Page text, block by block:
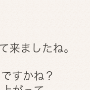
来ましたね。
すかね？